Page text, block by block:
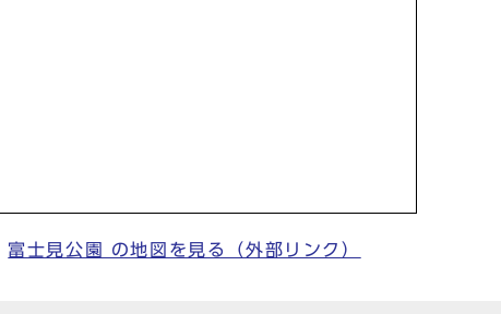
富士見公園 の地図を見る（外部リンク）